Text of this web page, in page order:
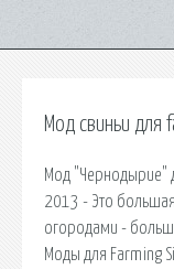
Мод свиньи
Мод "Чернодырие"
2013 - Это
огородами -
Моды для Farming